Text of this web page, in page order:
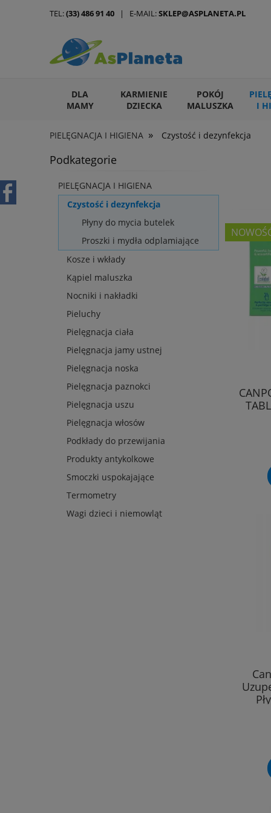
DLA
MAMY
KARMIENIE
DZIECKA
POKÓJ
MALUSZKA
I
ARTYKUŁY DLA ZWIERZĄT
PIELĘGNACJA I HIGIENA » Czystość i dezynfekcja
TEL:(33) 486 91 40 | E-MAIL:SKLEP@ASPLANETA.PL
Podkategorie
PIELĘGNACJA I HIGIENA
Czystość i dezynfekcja
Płyny do mycia butelek
Proszki i mydła odplamiające
Kosze i wkłady
Kąpiel maluszka
Nocniki i nakładki
Pieluchy
Pielęgnacja ciała
Pielęgnacja jamy ustnej
Pielęgnacja noska
Pielęgnacja paznokci
Pielęgnacja uszu
Pielęgnacja włosów
Podkłady do przewijania
Produkty antykolkowe
Smoczki uspokajające
Termometry
Wagi dzieci i niemowląt